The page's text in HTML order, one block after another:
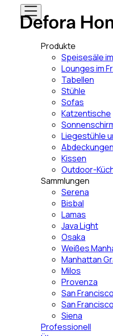
Produkte
Speisesäle
Lounges im
Tabellen
Stühle
Sofas
Katzentische
Liegestühle
Kissen
Outdoor-
Sammlungen
Serena
Bisbal
Lamas
Java Light
Osaka
Weißes
Manhattan
Milos
Provenza
San
San
Siena
Professionell